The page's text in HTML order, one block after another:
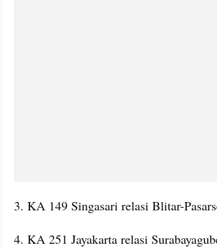
3. KA 149 Singasari relasi Blitar-
4. KA 251 Jayakarta relasi